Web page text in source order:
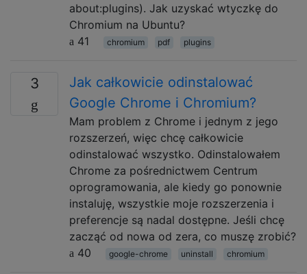
about:plugins). Jak uzyskać wtyczkę do
Chromium na Ubuntu?
41
chromium pdf plugins
3
Jak całkowicie odinstalować
Google Chrome i Chromium?
Mam problem z Chrome i jednym z jego
rozszerzeń, więc chcę całkowicie
odinstalować wszystko. Odinstalowałem
Chrome za pośrednictwem Centrum
oprogramowania, ale kiedy go ponownie
instaluję, wszystkie moje rozszerzenia i
preferencje są nadal dostępne. Jeśli chcę
zacząć od nowa od zera, co muszę zrobić?
40
google-chrome uninstall chromium